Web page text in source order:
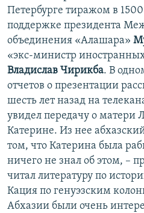
Петербурге тиражом в
поддержке президента
объединения «Алашара»
«экс-министр
Владислав Чирикба. В
отчетов о презентации
шесть лет назад на
увидел передачу о матери
Катерине. Из нее
том, что Катерина была
ничего не знал об этом, –
читал литературу по
Кация по генуэзским
Абхазии были очень